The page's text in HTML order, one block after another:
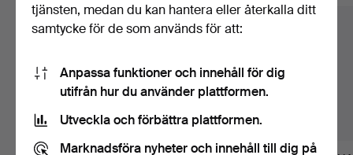
tjänsten, medan du kan hantera eller återkalla ditt
samtycke för de som används för att:
Anpassa funktioner och innehåll för dig
utifrån hur du använder plattformen.
Utveckla och förbättra plattformen.
Marknadsföra nyheter och innehåll till dig på